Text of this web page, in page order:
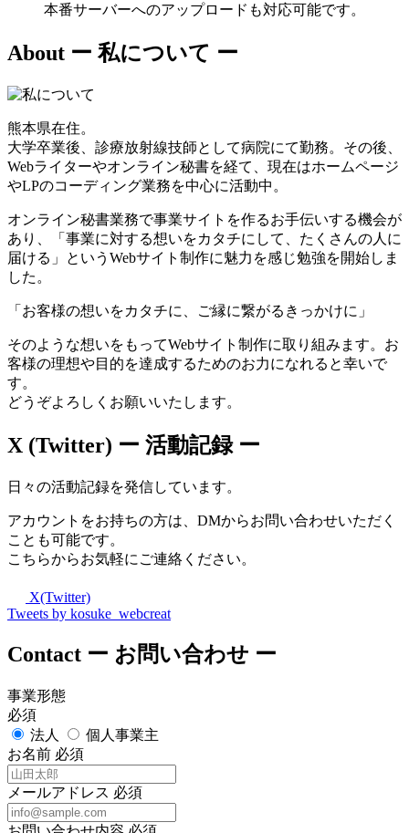
本番サーバーへのアップロードも対応可能です。
About ー 私について ー
熊本県在住。
大学卒業後、診療放射線技師として病院にて勤務。その後、
Webライターやオンライン秘書を経て、現在はホームページ
やLPのコーディング業務を中心に活動中。
オンライン秘書業務で事業サイトを作るお手伝いする機会が
あり、「事業に対する想いをカタチにして、たくさんの人に
届ける」というWebサイト制作に魅力を感じ勉強を開始しま
した。
「お客様の想いをカタチに、ご縁に繋がるきっかけに」
そのような想いをもってWebサイト制作に取り組みます。お
客様の理想や目的を達成するためのお力になれると幸いで
す。
どうぞよろしくお願いいたします。
X (Twitter) ー 活動記録 ー
日々の活動記録を発信しています。
アカウントをお持ちの方は、DMからお問い合わせいただく
ことも可能です。
こちらからお気軽にご連絡ください。
X(Twitter)
Tweets by kosuke_webcreat
Contact ー お問い合わせ ー
事業形態
必須
法人
個人事業主
お名前 必須
メールアドレス 必須